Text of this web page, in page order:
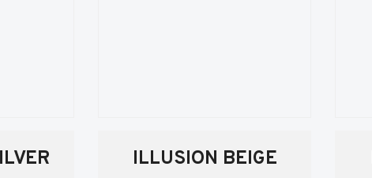
ILLUSION BEIGE